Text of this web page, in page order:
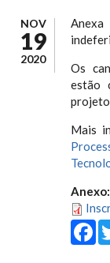
NOV
19
2020
Os
estão
Mais
Anexo: